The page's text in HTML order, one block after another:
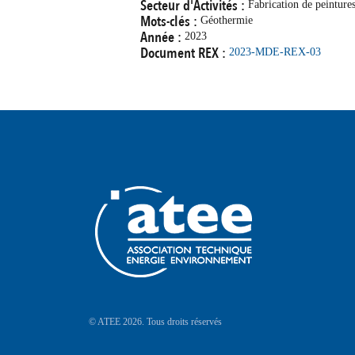
Secteur d'Activités : Fabrication de
Mots-clés : Géothermie
Année : 2023
Document REX : 2023-MDE-REX-03
© ATEE 2026. Tous droits réservés